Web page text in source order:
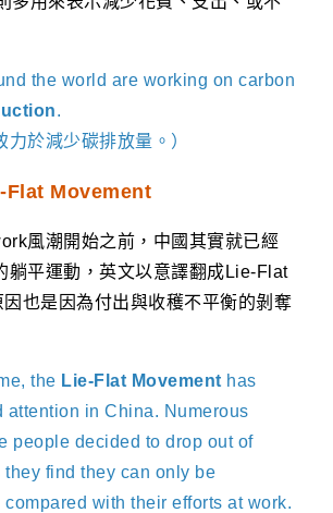
the world are working on carbon
.
力於減少碳排放量。）
Flat Movement
風潮開始之前，中國其實就已經
躺平運動，英文以意譯翻成Lie-Flat
也是因為付出與收穫不平衡的剝奪
the Lie-Flat Movement has
attention in China. Numerous
people decided to drop out of
they find they can only be
with their efforts at work.